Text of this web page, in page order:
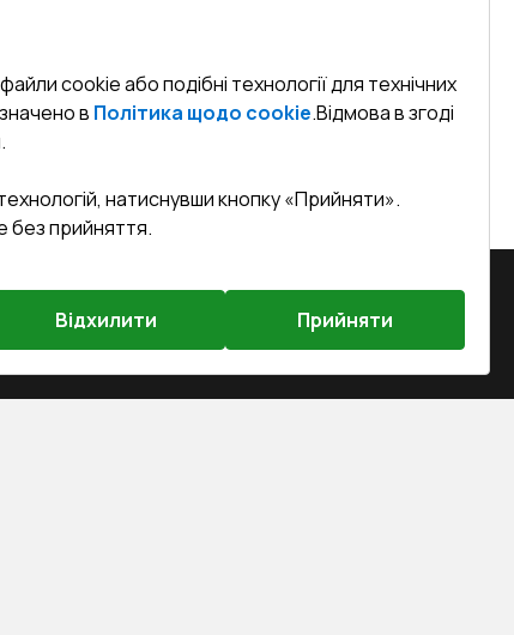
cookie або подібні технології для технічних
в Політика щодо cookie.Відмова в згоді
натиснувши кнопку «Прийняти».
без прийняття.
Відхилити Прийняти